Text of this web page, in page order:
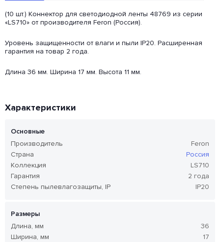
(10 шт.) Коннектор для светодиодной ленты 48769 из серии
«LS710» от производителя Feron (Россия).
Уровень защищенности от влаги и пыли IP20. Расширенная
гарантия на товар 2 года.
Длина 36 мм. Ширина 17 мм. Высота 11 мм.
Характеристики
Основные
Производитель
Feron
Страна
Россия
Коллекция
LS710
Гарантия
2 года
Степень пылевлагозащиты, IP
IP20
Размеры
Длина, мм
36
Ширина, мм
17